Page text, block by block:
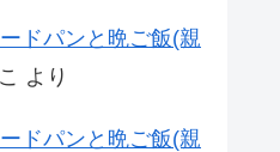
ドパンと晩ご飯(親
より
ドパンと晩ご飯(親